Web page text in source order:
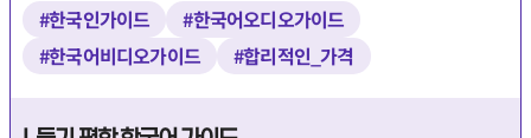
#한국인가이드
#한국어오디오가이드
#한국어비디오가이드
#합리적인_가격